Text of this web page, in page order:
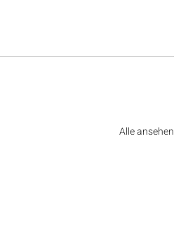
Alle ansehen